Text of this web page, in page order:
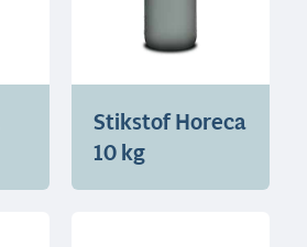
Stikstof Horeca
10 kg